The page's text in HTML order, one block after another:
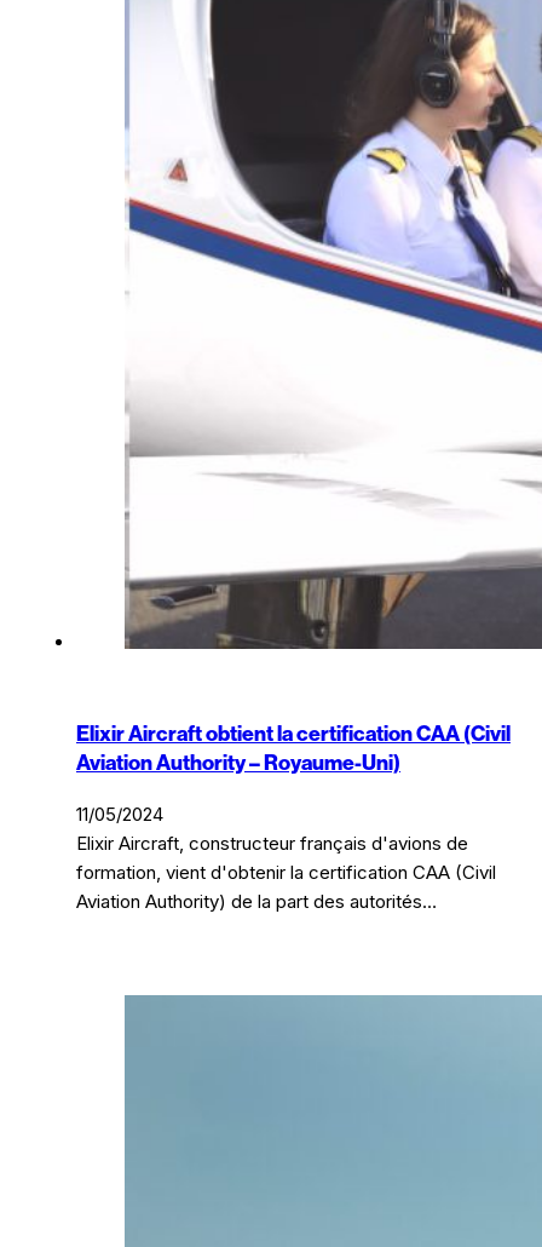
Elixir Aircraft obtient la certification CAA (Civil
Aviation Authority – Royaume-Uni)
11/05/2024
Elixir Aircraft, constructeur français d'avions de
formation, vient d'obtenir la certification CAA (Civil
Aviation Authority) de la part des autorités…